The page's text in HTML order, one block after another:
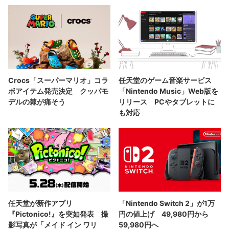
Crocs「スーパーマリオ」コラ
ボアイテム発売決定 クッパモ
デルの棘が痛そう
任天堂のゲーム音楽サービス
「Nintendo Music」Web版を
リリース PCやタブレットに
も対応
任天堂が新作アプリ
『Pictonico!』を突如発表 撮
影写真が「メイド イン ワリ
「Nintendo Switch 2」が1万
円の値上げ 49,980円から
59,980円へ